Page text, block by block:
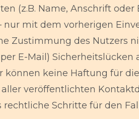
(z.B. Name, Anschrift oder
mit dem vorherigen
Zustimmung des Nutzers
E-Mail) Sicherheitslücken
keine Haftung für
veröffentlichten
Schritte für den